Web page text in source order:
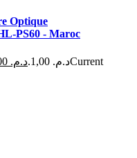
Optique
PS60 - Maroc
Original price was: د.م. 1,00. د.م.
Current